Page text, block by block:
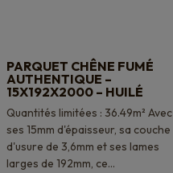
PARQUET CHÊNE FUMÉ
AUTHENTIQUE –
15X192X2000 – HUILÉ
Quantités limitées : 36.49m² Avec
ses 15mm d'épaisseur, sa couche
d'usure de 3,6mm et ses lames
larges de 192mm, ce...